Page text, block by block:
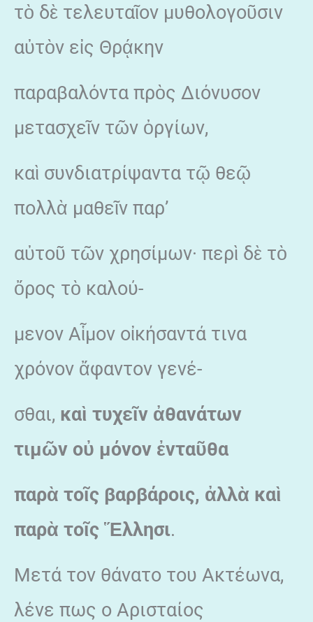
τὸ δὲ τελευταῖον μυθολογοῦσιν
αὐτὸν εἰς Θρᾴκην
παραβαλόντα πρὸς Διόνυσον
μετασχεῖν τῶν ὀργίων,
καὶ συνδιατρίψαντα τῷ θεῷ
πολλὰ μαθεῖν παρ’
αὐτοῦ τῶν χρησίμων· περὶ δὲ τὸ
ὄρος τὸ καλού-
μενον Αἷμον οἰκήσαντά τινα
χρόνον ἄφαντον γενέ-
σθαι, καὶ τυχεῖν ἀθανάτων
τιμῶν οὐ μόνον ἐνταῦθα
παρὰ τοῖς βαρβάροις, ἀλλὰ καὶ
παρὰ τοῖς Ἕλλησι.
Μετά τον θάνατο του Ακτέωνα,
λένε πως ο Αρισταίος